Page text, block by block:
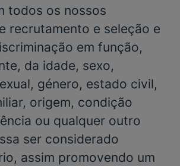
todos os nossos
recrutamento e seleção e
em função,
da idade, sexo,
género, estado civil,
origem, condição
ou qualquer outro
ser considerado
assim promovendo um